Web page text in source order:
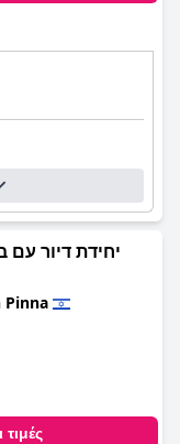
יחידת דיור
Pinna